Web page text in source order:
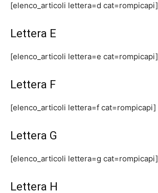
[elenco_articoli lettera=d cat=rompicapi]
Lettera E
[elenco_articoli lettera=e cat=rompicapi]
Lettera F
[elenco_articoli lettera=f cat=rompicapi]
Lettera G
[elenco_articoli lettera=g cat=rompicapi]
Lettera H